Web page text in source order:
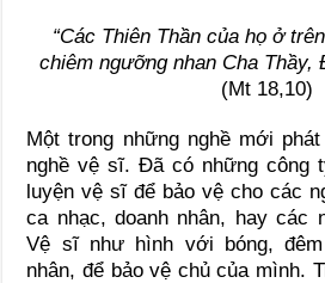
“Các Thiên Thần của họ ở
chiêm ngưỡng nhan Cha Thầy,
(Mt 18,10)
Một trong những nghề mới
nghề vệ sĩ. Đã có những công
luyện vệ sĩ để bảo vệ cho các
ca nhạc, doanh nhân, hay các
Vệ sĩ như hình với bóng,
nhân, để bảo vệ chủ của mình.